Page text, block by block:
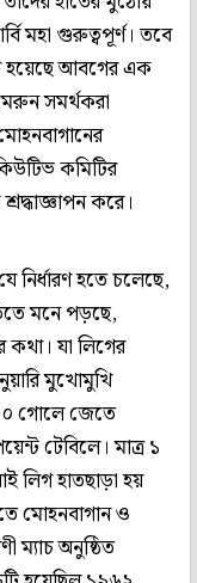
মহা গুরুত্বপূর্ণ। তবে
হয়েছে আবগের এক
সমর্থকরা
কমিটির
করে।
নির্ধারণ হতে চলেছে,
মনে পড়ছে,
যা লিগের
মুখোমুখি
০ গোলে জেতে
টেবিলে। মাত্র ১
লিগ হাতছাড়া হয়
মোহনবাগান ও
ম্যাচ অনুষ্ঠিত